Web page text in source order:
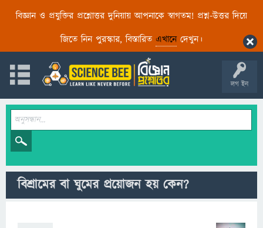
বিজ্ঞান ও প্রযুক্তির প্রশ্নোত্তর দুনিয়ায় আপনাকে স্বাগতম! প্রশ্ন-উত্তর দিয়ে
জিতে নিন পুরস্কার, বিস্তারিত এখানেদেখুন।
লগ ইন
বিশ্রামের বা ঘুমের প্রয়োজন হয় কেন?